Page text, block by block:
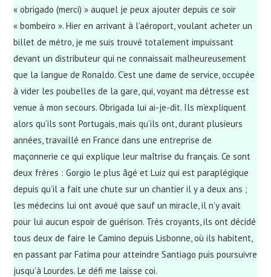
« obrigado (merci) » auquel je peux ajouter depuis ce soir
« bombeiro ». Hier en arrivant à l’aéroport, voulant acheter un
billet de métro, je me suis trouvé totalement impuissant
devant un distributeur qui ne connaissait malheureusement
que la langue de Ronaldo. C’est une dame de service, occupée
à vider les poubelles de la gare, qui, voyant ma détresse est
venue à mon secours. Obrigada lui ai-je-dit. Ils m’expliquent
alors qu’ils sont Portugais, mais qu’ils ont, durant plusieurs
années, travaillé en France dans une entreprise de
maçonnerie ce qui explique leur maîtrise du français. Ce sont
deux frères : Gorgio le plus âgé et Luiz qui est paraplégique
depuis qu’il a fait une chute sur un chantier il y a deux ans ;
les médecins lui ont avoué que sauf un miracle, il n’y avait
pour lui aucun espoir de guérison. Très croyants, ils ont décidé
tous deux de faire le Camino depuis Lisbonne, où ils habitent,
en passant par Fatima pour atteindre Santiago puis poursuivre
jusqu’à Lourdes. Le défi me laisse coi.